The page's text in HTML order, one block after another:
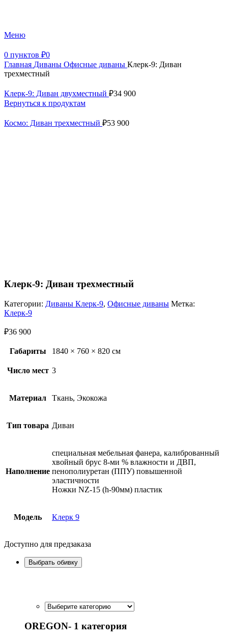
Меню
0 пунктов ₽0
Главная Диваны Офисные диваны Клерк-9: Диван
трехместный
Клерк-9: Диван двухместный ₽34 900
Вернуться к продуктам
Космо: Диван трехместный ₽53 900
Клерк-9: Диван трехместный
Категории: Диваны Клерк-9, Офисные диваны Метка:
Клерк-9
₽36 900
Габариты 1840 × 760 × 820 см
Число мест 3
Материал Ткань, Экокожа
Тип товара Диван
Наполнение
специальная мебельная фанера, калиброванный
хвойный брус 8-ми % влажности и ДВП,
пенополиуретан (ППУ) повышенной
эластичности
Ножки NZ-15 (h-90мм) пластик
Модель Клерк 9
Доступно для предзаказа
Выбрать обивку
OREGON- 1 категория